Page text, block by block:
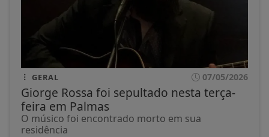
GERAL 07/05/2026
Giorge Rossa foi sepultado nesta terça-
feira em Palmas
O músico foi encontrado morto em sua
residência